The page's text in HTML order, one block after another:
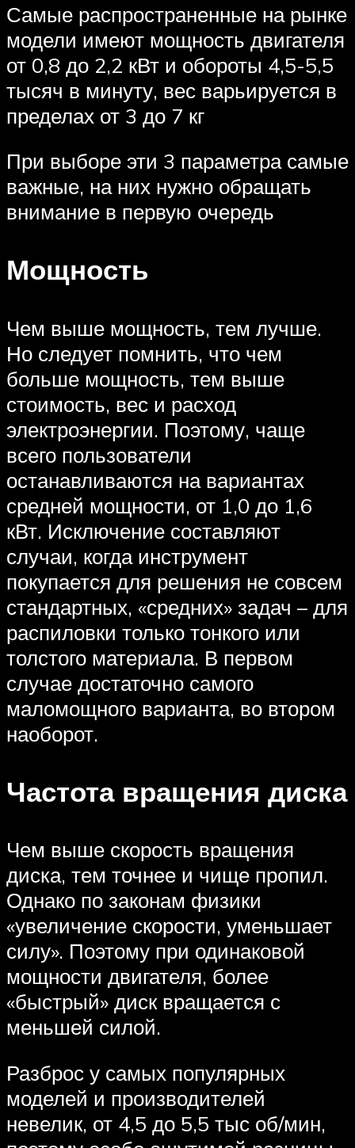
Самые распространенные на рынке
модели имеют мощность двигателя
от 0,8 до 2,2 кВт и обороты 4,5-5,5
тысяч в минуту, вес варьируется в
пределах от 3 до 7 кг
При выборе эти 3 параметра самые
важные, на них нужно обращать
внимание в первую очередь
Мощность
Чем выше мощность, тем лучше.
Но следует помнить, что чем
больше мощность, тем выше
стоимость, вес и расход
электроэнергии. Поэтому, чаще
всего пользователи
останавливаются на вариантах
средней мощности, от 1,0 до 1,6
кВт. Исключение составляют
случаи, когда инструмент
покупается для решения не совсем
стандартных, «средних» задач – для
распиловки только тонкого или
толстого материала. В первом
случае достаточно самого
маломощного варианта, во втором
наоборот.
Частота вращения диска
Чем выше скорость вращения
диска, тем точнее и чище пропил.
Однако по законам физики
«увеличение скорости, уменьшает
силу». Поэтому при одинаковой
мощности двигателя, более
«быстрый» диск вращается с
меньшей силой.
Разброс у самых популярных
моделей и производителей
невелик, от 4,5 до 5,5 тыс об/мин,